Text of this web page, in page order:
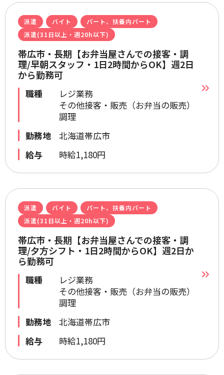
派遣 バイト
パート、扶養内パート
派遣(31日以上・週20h以下)
帯広市・長期【お弁当屋さんでの接客・調
理/早朝スタッフ・1日2時間からOK】週2日
から勤務可
職種
レジ業務
その他接客・販売（お弁当の販売）
調理
勤務地
北海道帯広市
給与
時給1,180円
派遣 バイト
パート、扶養内パート
派遣(31日以上・週20h以下)
帯広市・長期【お弁当屋さんでの接客・調
理/夕方シフト・1日2時間からOK】週2日か
ら勤務可
職種
レジ業務
その他接客・販売（お弁当の販売）
調理
勤務地
北海道帯広市
給与
時給1,180円